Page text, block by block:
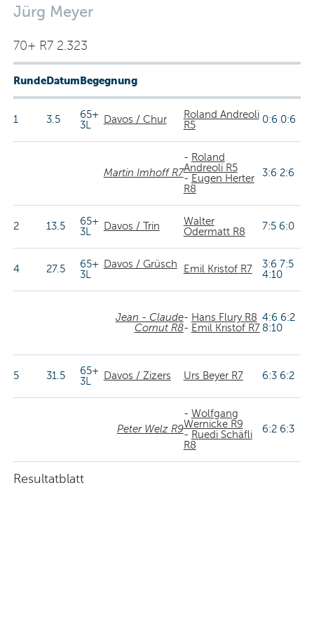
Jürg Meyer
70+ R7 2.323
RundeDatumBegegnung
1 3.5
65+
3L
Davos / Chur
Roland Andreoli
R5
0:6 0:6
Martin Imhoff R7
- Roland
Andreoli R5
- Eugen Herter
R8
3:6 2:6
2 13.5
65+
3L
Davos / Trin
Walter
Odermatt R8
7:5 6:0
4 27.5
65+
3L
Davos / Grüsch Emil Kristof R7
3:6 7:5
4:10
Jean - Claude
Cornut R8
- Hans Flury R8
- Emil Kristof R7
4:6 6:2
8:10
5 31.5
65+
3L
Davos / Zizers Urs Beyer R7 6:3 6:2
Peter Welz R9
- Wolfgang
Wernicke R9
- Ruedi Schäfli
R8
6:2 6:3
Resultatblatt